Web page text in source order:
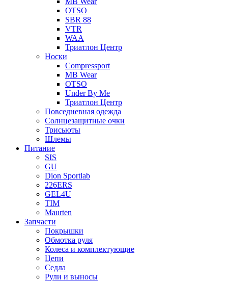
OTSO
SBR 88
VTR
WAA
Триатлон Центр
Носки
Compressport
MB Wear
OTSO
Under By Me
Триатлон Центр
Повседневная одежда
Солнцезащитные очки
Трисьюты
Шлемы
Питание
SIS
GU
Dion Sportlab
226ERS
GEL4U
TIM
Maurten
Запчасти
Покрышки
Обмотка руля
Колеса и комплектующие
Цепи
Седла
Рули и выносы